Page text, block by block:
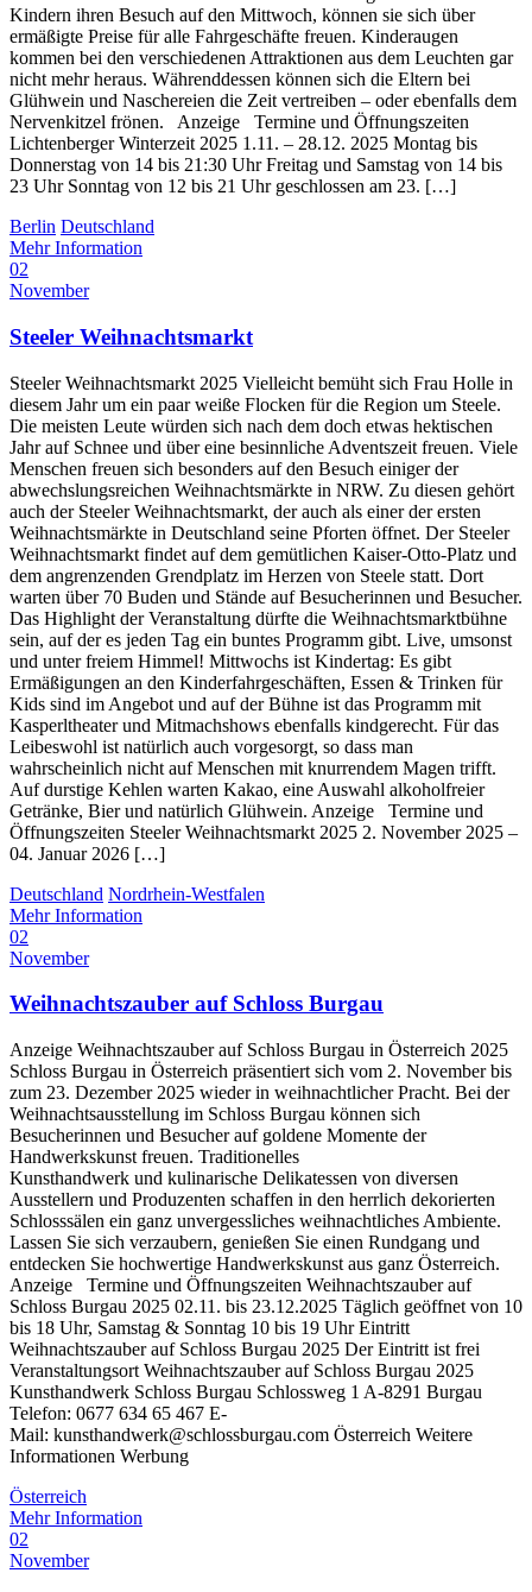
Kindern ihren Besuch auf den Mittwoch, können sie sich über
ermäßigte Preise für alle Fahrgeschäfte freuen. Kinderaugen
kommen bei den verschiedenen Attraktionen aus dem Leuchten gar
nicht mehr heraus. Währenddessen können sich die Eltern bei
Glühwein und Naschereien die Zeit vertreiben – oder ebenfalls dem
Nervenkitzel frönen. Anzeige Termine und Öffnungszeiten
Lichtenberger Winterzeit 2025 1.11. – 28.12. 2025 Montag bis
Donnerstag von 14 bis 21:30 Uhr Freitag und Samstag von 14 bis
23 Uhr Sonntag von 12 bis 21 Uhr geschlossen am 23. […]
Berlin Deutschland
Mehr Information
02
November
Steeler Weihnachtsmarkt
Steeler Weihnachtsmarkt 2025 Vielleicht bemüht sich Frau Holle in
diesem Jahr um ein paar weiße Flocken für die Region um Steele.
Die meisten Leute würden sich nach dem doch etwas hektischen
Jahr auf Schnee und über eine besinnliche Adventszeit freuen. Viele
Menschen freuen sich besonders auf den Besuch einiger der
abwechslungsreichen Weihnachtsmärkte in NRW. Zu diesen gehört
auch der Steeler Weihnachtsmarkt, der auch als einer der ersten
Weihnachtsmärkte in Deutschland seine Pforten öffnet. Der Steeler
Weihnachtsmarkt findet auf dem gemütlichen Kaiser-Otto-Platz und
dem angrenzenden Grendplatz im Herzen von Steele statt. Dort
warten über 70 Buden und Stände auf Besucherinnen und Besucher.
Das Highlight der Veranstaltung dürfte die Weihnachtsmarktbühne
sein, auf der es jeden Tag ein buntes Programm gibt. Live, umsonst
und unter freiem Himmel! Mittwochs ist Kindertag: Es gibt
Ermäßigungen an den Kinderfahrgeschäften, Essen & Trinken für
Kids sind im Angebot und auf der Bühne ist das Programm mit
Kasperltheater und Mitmachshows ebenfalls kindgerecht. Für das
Leibeswohl ist natürlich auch vorgesorgt, so dass man
wahrscheinlich nicht auf Menschen mit knurrendem Magen trifft.
Auf durstige Kehlen warten Kakao, eine Auswahl alkoholfreier
Getränke, Bier und natürlich Glühwein. Anzeige Termine und
Öffnungszeiten Steeler Weihnachtsmarkt 2025 2. November 2025 –
04. Januar 2026 […]
Deutschland Nordrhein-Westfalen
Mehr Information
02
November
Weihnachtszauber auf Schloss Burgau
Anzeige Weihnachtszauber auf Schloss Burgau in Österreich 2025
Schloss Burgau in Österreich präsentiert sich vom 2. November bis
zum 23. Dezember 2025 wieder in weihnachtlicher Pracht. Bei der
Weihnachtsausstellung im Schloss Burgau können sich
Besucherinnen und Besucher auf goldene Momente der
Handwerkskunst freuen. Traditionelles
Kunsthandwerk und kulinarische Delikatessen von diversen
Ausstellern und Produzenten schaffen in den herrlich dekorierten
Schlosssälen ein ganz unvergessliches weihnachtliches Ambiente.
Lassen Sie sich verzaubern, genießen Sie einen Rundgang und
entdecken Sie hochwertige Handwerkskunst aus ganz Österreich.
Anzeige Termine und Öffnungszeiten Weihnachtszauber auf
Schloss Burgau 2025 02.11. bis 23.12.2025 Täglich geöffnet von 10
bis 18 Uhr, Samstag & Sonntag 10 bis 19 Uhr Eintritt
Weihnachtszauber auf Schloss Burgau 2025 Der Eintritt ist frei
Veranstaltungsort Weihnachtszauber auf Schloss Burgau 2025
Kunsthandwerk Schloss Burgau Schlossweg 1 A-8291 Burgau
Telefon: 0677 634 65 467 E-
Mail: kunsthandwerk@schlossburgau.com Österreich Weitere
Informationen Werbung
Österreich
Mehr Information
02
November